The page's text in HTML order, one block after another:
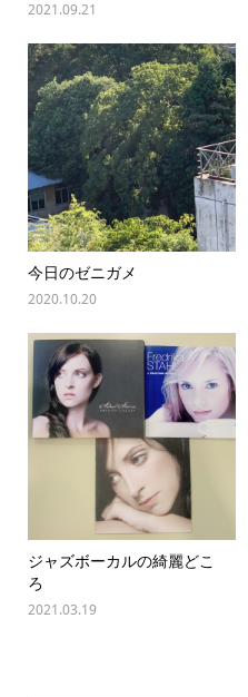
2021.09.21
今日のゼニガメ
2020.10.20
ジャズボーカルの綺麗どこ
ろ
2021.03.19